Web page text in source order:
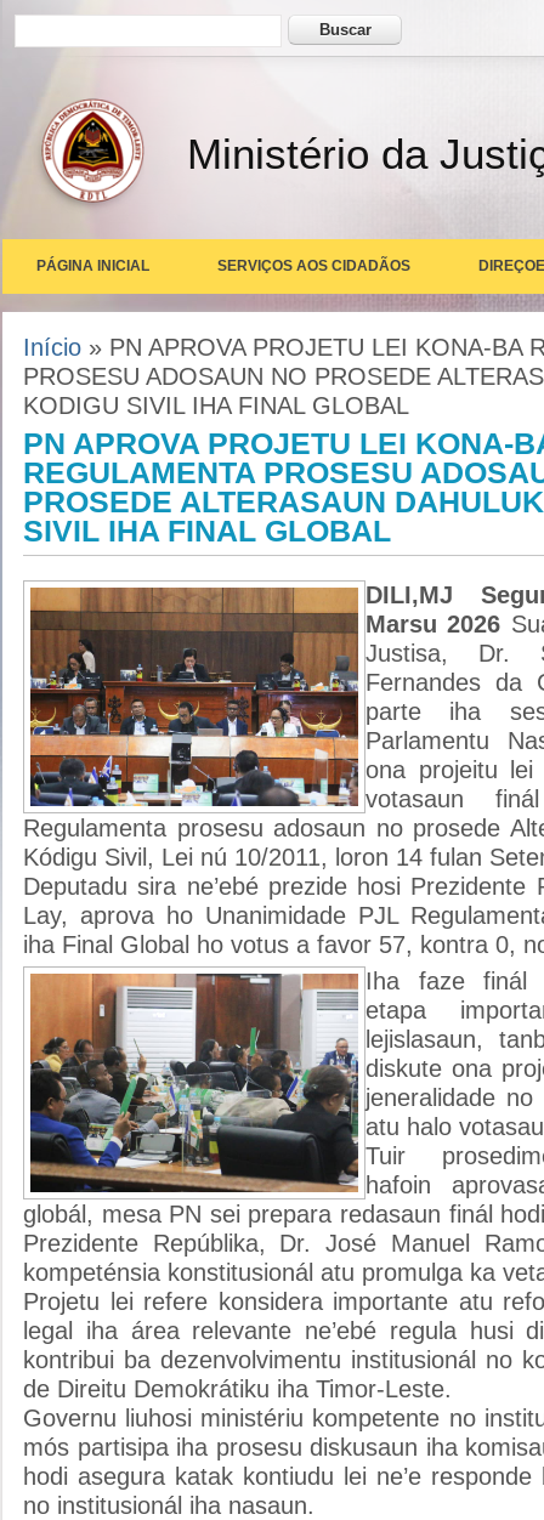
Formulário de busca Buscar
Ministério da
PÁGINA INICIAL SERVIÇOS AOS CIDADÃOS
Você está aqui
Início » PN APROVA PROJETU LEI KONA-BA
PROSESU ADOSAUN NO PROSEDE
KODIGU SIVIL IHA FINAL GLOBAL
PN APROVA PROJETU LEI KONA-
REGULAMENTA PROSESU
PROSEDE ALTERASAUN
SIVIL IHA FINAL GLOBAL
DILI,MJ
Marsu 2026
Justisa, Dr.
Fernandes da
parte iha
Parlamentu
ona projeitu lei
votasaun
Regulamenta prosesu adosaun no prosede
Kódigu Sivil, Lei nú 10/2011, loron 14 fulan
Deputadu sira ne’ebé prezide hosi Prezidente
Lay, aprova ho Unanimidade PJL
iha Final Global ho votus a favor 57, kontra 0,
Iha faze finál
etapa
lejislasaun,
diskute ona
jeneralidade no
atu halo
Tuir
hafoin
globál, mesa PN sei prepara redasaun finál
Prezidente Repúblika, Dr. José Manuel
kompeténsia konstitusionál atu promulga ka
Projetu lei refere konsidera importante atu
legal iha área relevante ne’ebé regula husi
kontribui ba dezenvolvimentu institusionál no
de Direitu Demokrátiku iha Timor-Leste.
Governu liuhosi ministériu kompetente no
mós partisipa iha prosesu diskusaun iha
hodi asegura katak kontiudu lei ne’e
no institusionál iha nasaun.